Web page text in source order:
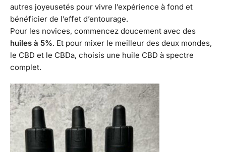
autres joyeusetés pour vivre l’expérience à fond et
bénéficier de l’effet d’entourage.
Pour les novices, commencez doucement avec des
huiles à 5%. Et pour mixer le meilleur des deux mondes,
le CBD et le CBDa, choisis une huile CBD à spectre
complet.